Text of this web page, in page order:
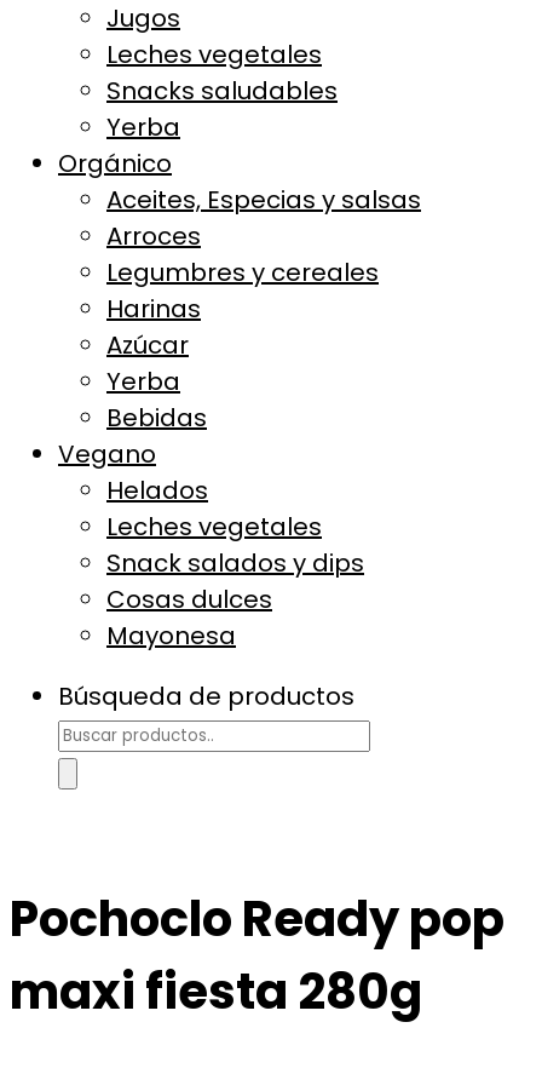
Jugos
Leches vegetales
Snacks saludables
Yerba
Orgánico
Aceites, Especias y salsas
Arroces
Legumbres y cereales
Harinas
Azúcar
Yerba
Bebidas
Vegano
Helados
Leches vegetales
Snack salados y dips
Cosas dulces
Mayonesa
Búsqueda de productos
Pochoclo Ready pop
maxi fiesta 280g